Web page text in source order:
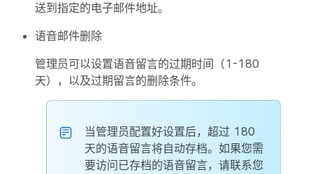
送到指定的电子邮件地址。
语音邮件删除
管理员可以设置语音留言的过期时间（1-180
天），以及过期留言的删除条件。
当管理员配置好设置后，超过 180
天的语音留言将自动存档。如果您需
要访问已存档的语音留言，请联系您